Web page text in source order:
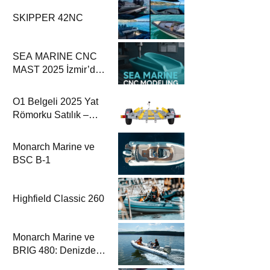
SKIPPER 42NC
SEA MARINE CNC
MAST 2025 İzmir’de
Teknolojisiyle Fark
Yaratıyor
O1 Belgeli 2025 Yat
Römorku Satılık –
Monarch Marine ve
BSC B-1
Highfield Classic 260
Monarch Marine ve
BRIG 480: Denizde